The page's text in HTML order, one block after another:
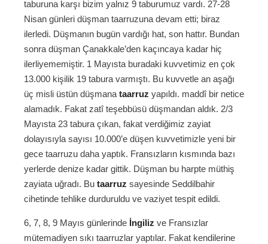
taburuna karşı bizim yalnız 9 taburumuz vardı. 27-28
Nisan günleri düşman taarruzuna devam etti; biraz
ilerledi. Düşmanın bugün vardığı hat, son hattır. Bundan
sonra düşman Çanakkale’den kaçıncaya kadar hiç
ilerliyememiştir. 1 Mayısta buradaki kuvvetimiz en çok
13.000 kişilik 19 tabura varmıştı. Bu kuvvetle an aşağı
üç misli üstün düşmana taarruz yapıldı. maddî bir netice
alamadık. Fakat zatî teşebbüsü düşmandan aldık. 2/3
Mayısta 23 tabura çıkan, fakat verdiğimiz zayiat
dolayısıyla sayısı 10.000’e düşen kuvvetimizle yeni bir
gece taarruzu daha yaptık. Fransızların kısmında bazı
yerlerde denize kadar gittik. Düşman bu harpte müthiş
zayiata uğradı. Bu taarruz sayesinde Seddilbahir
cihetinde tehlike durduruldu ve vaziyet tespit edildi.
6, 7, 8, 9 Mayıs günlerinde İngiliz ve Fransızlar
mütemadiyen sıkı taarruzlar yaptılar. Fakat kendilerine